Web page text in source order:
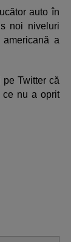
auto în
noi niveluri
a
pe Twitter că
ce nu a oprit